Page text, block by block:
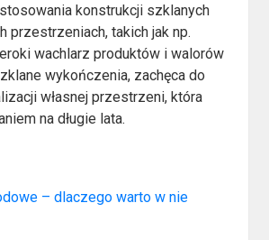
konstrukcji szklanych
przestrzeniach, takich jak np.
wachlarz produktów i walorów
wykończenia, zachęca do
własnej przestrzeni, która
na długie lata.
– dlaczego warto w nie